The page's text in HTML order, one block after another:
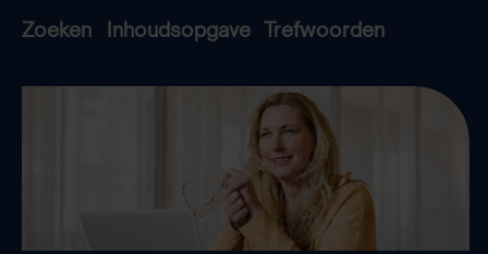
Zoeken Inhoudsopgave Trefwoorden